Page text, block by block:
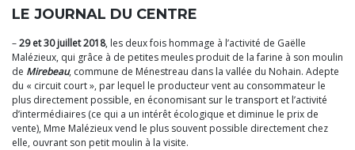
LE JOURNAL DU CENTRE
–29 et 30 juillet 2018, les deux fois hommage à l’activité de Gaëlle
Malézieux, qui grâce à de petites meules produit de la farine à son moulin
de Mirebeau, commune de Ménestreau dans la vallée du Nohain. Adepte
du « circuit court », par lequel le producteur vent au consommateur le
plus directement possible, en économisant sur le transport et l’activité
d’intermédiaires (ce qui a un intérêt écologique et diminue le prix de
vente), Mme Malézieux vend le plus souvent possible directement chez
elle, ouvrant son petit moulin à la visite.